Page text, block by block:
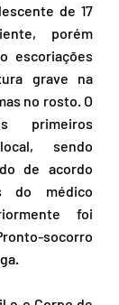
de 17
porém
escoriações
grave na
no rosto. O
primeiros
sendo
de acordo
do médico
foi
socorro